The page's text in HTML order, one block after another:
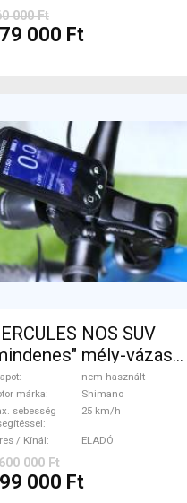
000 Ft
000 Ft
NOS SUV
mély-vázas
Trekking/
km/h Shimano nem
ELADÓ
nem használt
márka
Shimano
sebesség
25 km/h
/ Kínál ELADÓ
000 Ft
000 Ft